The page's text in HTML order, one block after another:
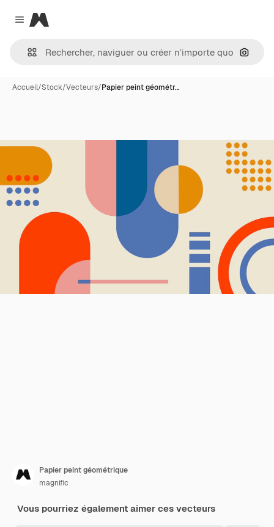
Close menu
Magnific
Accueil/Stock/Vecteurs/Papier peint géométr…
Papier peint géométrique
magnific
Vous pourriez également aimer ces vecteurs